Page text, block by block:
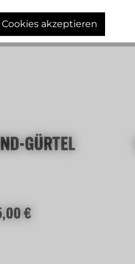
GÜRTEL
Preis:
€
Cookies akzeptieren